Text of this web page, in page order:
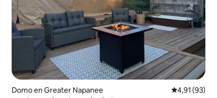
Domo en Greater Napanee Calificación
4,91 (93)